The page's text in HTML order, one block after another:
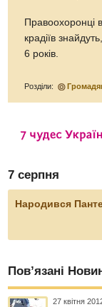
Правоохоронці
крадіїв
6 років.
Розділи:
7 серпня
Народився
Пов’язані
27 квітня